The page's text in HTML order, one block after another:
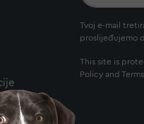
Tvoj e-mail
proslijeđujemo
This site is
Policy and